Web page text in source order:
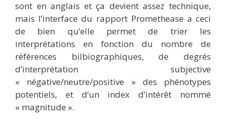
sont en anglais et ça devient assez technique,
mais l’interface du rapport Promethease a ceci
de bien qu’elle permet de trier les
interprétations en fonction du nombre de
références bilbiographiques, de degrés
d’interprétation subjective
« négative/neutre/positive » des phénotypes
potentiels, et d’un index d’intérêt nommé
« magnitude ».